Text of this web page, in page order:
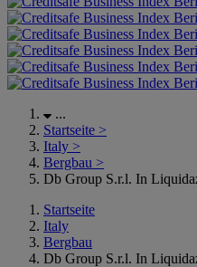
...
Startseite >
Italy >
Bergbau >
Db Group S.r.l. In
Startseite
Italy
Bergbau
Db Group S.r.l. In